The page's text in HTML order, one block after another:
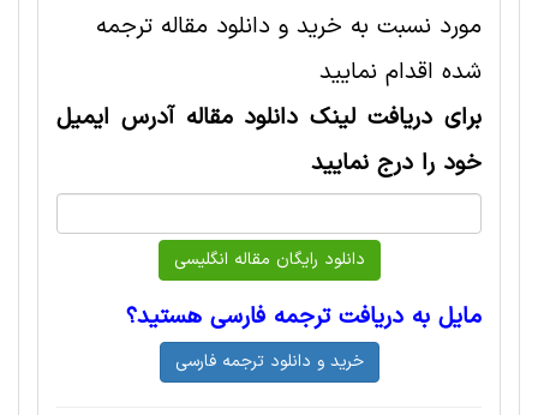
مورد نسبت به خرید و دانلود مقاله ترجمه
شده اقدام نمایید
برای دریافت لینک دانلود مقاله آدرس ایمیل
خود را درج نمایید
مایل به دریافت ترجمه فارسی هستید؟